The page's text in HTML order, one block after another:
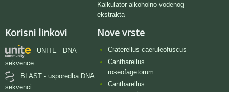
Kalkulator alkoholno-vodenog
ekstrakta
Korisni linkovi
UNITE - DNA
sekvence
BLAST - usporedba DNA
sekvenci
Nove vrste
Craterellus caeruleofuscus
Cantharellus
roseofagetorum
Cantharellus